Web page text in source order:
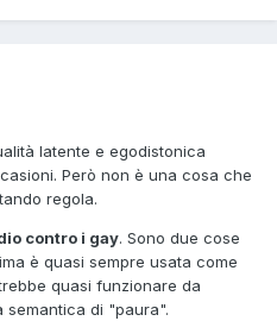
latente e egodistonica
Però non è una cosa che
regola.
contro i gay. Sono due cose
è quasi sempre usata come
quasi funzionare da
semantica di "paura".